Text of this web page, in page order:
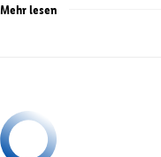
Mehr lesen